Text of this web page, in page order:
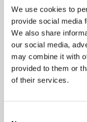
We use cookies to
provide social media
We also share
our social media,
may combine it with
provided to them or
of their services.
Mit einemBereich
perfekt für
Volt vorkommen.
Experimente, die
erfordern, wie die
anderen
Sicheres und